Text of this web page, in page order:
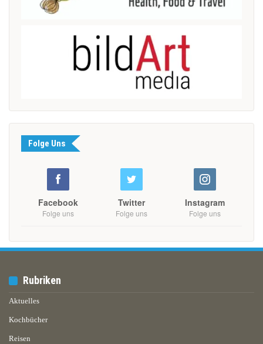
Folge Uns
Facebook
Folge uns
Twitter
Folge uns
Instagram
Folge uns
Rubriken
Aktuelles
Kochbücher
Reisen